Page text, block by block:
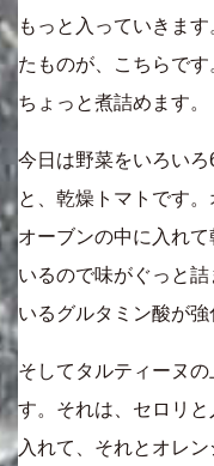
もっと入っていきま
たものが、こちらです
ちょっと煮詰めます。
今日は野菜をいろい
と、乾燥トマトです
オーブンの中に入れ
いるので味がぐっと
いるグルタミン酸が強
そしてタルティーヌ
す。それは、セロリ
入れて、それとオレ